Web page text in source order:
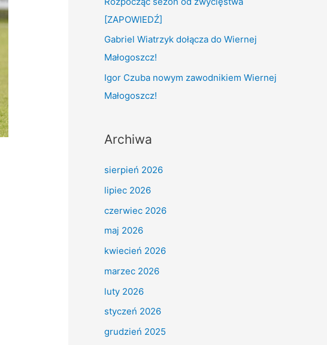
[ZAPOWIEDŹ]
Gabriel Wiatrzyk dołącza do Wiernej
Małogoszcz!
Igor Czuba nowym zawodnikiem Wiernej
Małogoszcz!
Archiwa
sierpień 2026
lipiec 2026
czerwiec 2026
maj 2026
kwiecień 2026
marzec 2026
luty 2026
styczeń 2026
grudzień 2025